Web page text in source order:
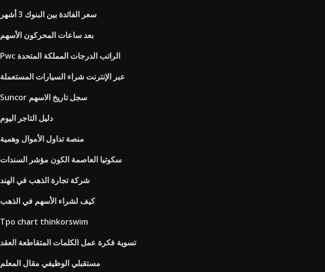
سعر الفائدة بين البنوك 3 أشهر
بعد ساعات المحركون الأسهم
Pwc الراتب الدرجات المملكة المتحدة
عبر الإنترنت شراء السيارات المستعملة
Suncor سجل تاريخ الاسهم
دليل التاجر اليوم
منصة تداول الأموال وهمية
سكوتيا العاصمة الكون مؤشر السندات
شركة تجارة الذهب في الهند
كيف لشراء الأسهم في الذهب
Tpo chart thinkorswim
تسوية فكرة عمل الكلمات المتقاطعة العقد
مستقبلي الوظيفي مقال المعلم